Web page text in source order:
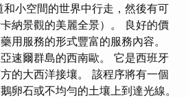
和小空間的世界中行走，然後有可
納景觀的美麗全景）。 良好的價
用服務的形式豐富的服務內容。
速爾群島的西南歐。 它是西班牙
的大西洋接壤。 該程序將有一個
卵石或不均勻的土壤上到達光線。